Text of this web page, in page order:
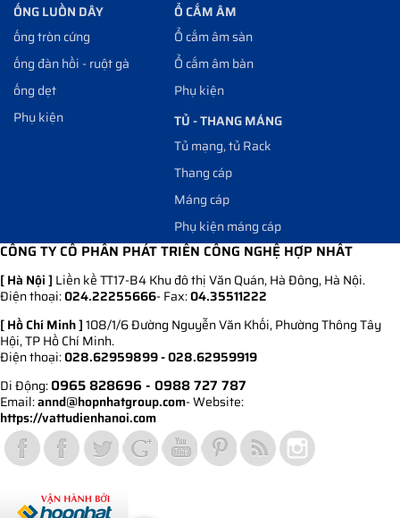
ỐNG LUỒN DÂY
ống tròn cứng
ống đàn hồi - ruột gà
ống dẹt
Phụ kiện
Ổ CẮM ÂM
Ổ cắm âm sàn
Ổ cắm âm bàn
Phụ kiện
TỦ - THANG MÁNG
Tủ mạng, tủ Rack
Thang cáp
Máng cáp
Phụ kiện máng cáp
CÔNG TY CỔ PHẦN PHÁT TRIỂN CÔNG NGHỆ HỢP NHẤT
[ Hà Nội ] Liền kề TT17-B4 Khu đô thị Văn Quán, Hà Đông, Hà Nội.
Điện thoại:024.22255666- Fax:04.35511222
[ Hồ Chí Minh ]108/1/6 Đường Nguyễn Văn Khối, Phường Thông Tây
Hội, TP Hồ Chí Minh.
Điện thoại:028.62959899 - 028.62959919
Di Động:0965 828696 - 0988 727 787
Email:annd@hopnhatgroup.com- Website:
https://vattudienhanoi.com